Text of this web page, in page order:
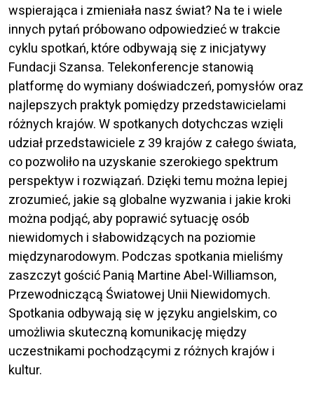
wspierająca i zmieniała nasz świat? Na te i wiele
innych pytań próbowano odpowiedzieć w trakcie
cyklu spotkań, które odbywają się z inicjatywy
Fundacji Szansa. Telekonferencje stanowią
platformę do wymiany doświadczeń, pomysłów oraz
najlepszych praktyk pomiędzy przedstawicielami
różnych krajów. W spotkanych dotychczas wzięli
udział przedstawiciele z 39 krajów z całego świata,
co pozwoliło na uzyskanie szerokiego spektrum
perspektyw i rozwiązań. Dzięki temu można lepiej
zrozumieć, jakie są globalne wyzwania i jakie kroki
można podjąć, aby poprawić sytuację osób
niewidomych i słabowidzących na poziomie
międzynarodowym. Podczas spotkania mieliśmy
zaszczyt gościć Panią Martine Abel-Williamson,
Przewodniczącą Światowej Unii Niewidomych.
Spotkania odbywają się w języku angielskim, co
umożliwia skuteczną komunikację między
uczestnikami pochodzącymi z różnych krajów i
kultur.